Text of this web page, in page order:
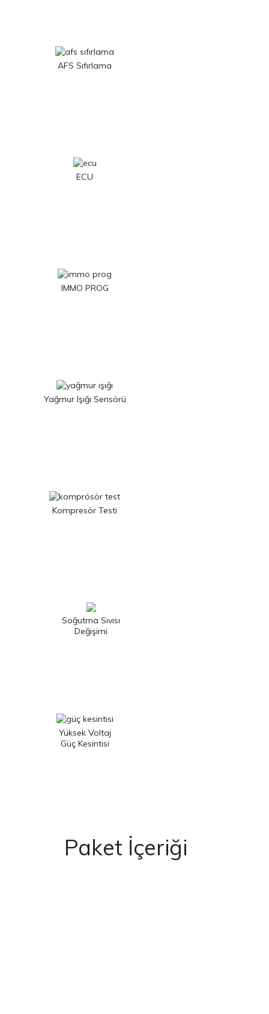
AFS Sıfırlama
ECU
IMMO PROG
Yağmur Işığı Sensörü
Kompresör Testi
Soğutma Sıvısı
Değişimi
Yüksek Voltaj
Güç Kesintisi
Paket İçeriği